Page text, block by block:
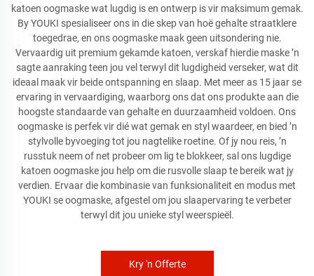
katoen oogmaske wat lugdig is en ontwerp is vir maksimum gemak.
By YOUKI spesialiseer ons in die skep van hoë gehalte straatklere
toegedrae, en ons oogmaske maak geen uitsondering nie.
Vervaardig uit premium gekamde katoen, verskaf hierdie maske ’n
sagte aanraking teen jou vel terwyl dit lugdigheid verseker, wat dit
ideaal maak vir beide ontspanning en slaap. Met meer as 15 jaar se
ervaring in vervaardiging, waarborg ons dat ons produkte aan die
hoogste standaarde van gehalte en duurzaamheid voldoen. Ons
oogmaske is perfek vir dié wat gemak en styl waardeer, en bied ’n
stylvolle byvoeging tot jou nagtelike roetine. Of jy nou reis, ’n
russtuk neem of net probeer om lig te blokkeer, sal ons lugdige
katoen oogmaske jou help om die rusvolle slaap te bereik wat jy
verdien. Ervaar die kombinasie van funksionaliteit en modus met
YOUKI se oogmaske, afgestel om jou slaapervaring te verbeter
terwyl dit jou unieke styl weerspieël.
Kry 'n Offerte